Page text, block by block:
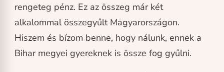
rengeteg pénz. Ez az összeg már két
alkalommal összegyűlt Magyarországon.
Hiszem és bízom benne, hogy nálunk, ennek a
Bihar megyei gyereknek is össze fog gyűlni.